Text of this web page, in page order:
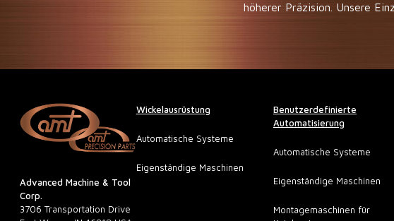
höherer Präzision. Unsere
Advanced Machine & Tool
Corp.
3706 Transportation Drive
Wickelausrüstung
Automatische Systeme
Eigenständige Maschinen
Benutzerdefinierte
Automatisierung
Automatische Systeme
Eigenständige Maschinen
Montagemaschinen für